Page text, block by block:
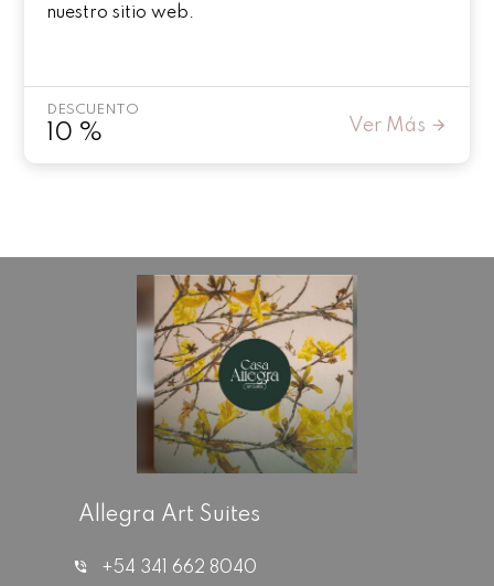
nuestro sitio web.
DESCUENTO
10 % Ver Más
Allegra Art Suites
+54 341 662 8040